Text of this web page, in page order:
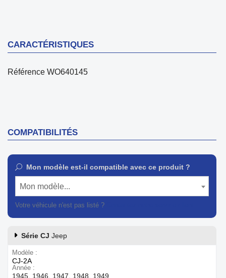
CARACTÉRISTIQUES
Référence WO640145
COMPATIBILITÉS
Mon modèle est-il compatible avec ce produit ?
Mon modèle...
Votre véhicule n'est pas listé ?
Série CJ Jeep
Modèle
CJ-2A
Année
1945, 1946, 1947, 1948, 1949